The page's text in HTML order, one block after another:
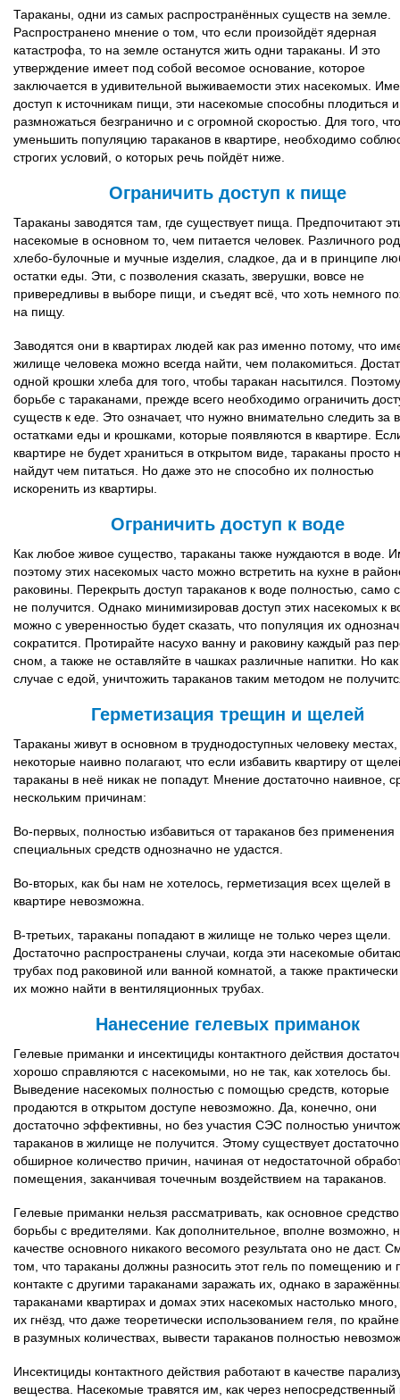
Тараканы, одни из самых распространённых существ на земле.
Распространено мнение о том, что если произойдёт ядерная
катастрофа, то на земле останутся жить одни тараканы. И это
утверждение имеет под собой весомое основание, которое
заключается в удивительной выживаемости этих насекомых.
доступ к источникам пищи, эти насекомые способны плодиться и
размножаться безгранично и с огромной скоростью. Для того,
уменьшить популяцию тараканов в квартире, необходимо
строгих условий, о которых речь пойдёт ниже.
Ограничить доступ к пище
Тараканы заводятся там, где существует пища. Предпочитают
насекомые в основном то, чем питается человек. Различного
хлебо-булочные и мучные изделия, сладкое, да и в принципе
остатки еды. Эти, с позволения сказать, зверушки, вовсе не
привередливы в выборе пищи, и съедят всё, что хоть немного
на пищу.
Заводятся они в квартирах людей как раз именно потому, что
жилище человека можно всегда найти, чем полакомиться.
одной крошки хлеба для того, чтобы таракан насытился.
борьбе с тараканами, прежде всего необходимо ограничить
существ к еде. Это означает, что нужно внимательно следить за
остатками еды и крошками, которые появляются в квартире.
квартире не будет храниться в открытом виде, тараканы просто
найдут чем питаться. Но даже это не способно их полностью
искоренить из квартиры.
Ограничить доступ к воде
Как любое живое существо, тараканы также нуждаются в воде.
поэтому этих насекомых часто можно встретить на кухне в
раковины. Перекрыть доступ тараканов к воде полностью, само
не получится. Однако минимизировав доступ этих насекомых к
можно с уверенностью будет сказать, что популяция их
сократится. Протирайте насухо ванну и раковину каждый раз
сном, а также не оставляйте в чашках различные напитки. Но
случае с едой, уничтожить тараканов таким методом не
Герметизация трещин и щелей
Тараканы живут в основном в труднодоступных человеку местах,
некоторые наивно полагают, что если избавить квартиру от
тараканы в неё никак не попадут. Мнение достаточно наивное,
нескольким причинам:
Во-первых, полностью избавиться от тараканов без применения
специальных средств однозначно не удастся.
Во-вторых, как бы нам не хотелось, герметизация всех щелей в
квартире невозможна.
В-третьих, тараканы попадают в жилище не только через щели.
Достаточно распространены случаи, когда эти насекомые
трубах под раковиной или ванной комнатой, а также практически
их можно найти в вентиляционных трубах.
Нанесение гелевых приманок
Гелевые приманки и инсектициды контактного действия
хорошо справляются с насекомыми, но не так, как хотелось бы.
Выведение насекомых полностью с помощью средств, которые
продаются в открытом доступе невозможно. Да, конечно, они
достаточно эффективны, но без участия СЭС полностью
тараканов в жилище не получится. Этому существует достаточно
обширное количество причин, начиная от недостаточной
помещения, заканчивая точечным воздействием на тараканов.
Гелевые приманки нельзя рассматривать, как основное средство
борьбы с вредителями. Как дополнительное, вполне возможно,
качестве основного никакого весомого результата оно не даст.
том, что тараканы должны разносить этот гель по помещению и
контакте с другими тараканами заражать их, однако в
тараканами квартирах и домах этих насекомых настолько много,
их гнёзд, что даже теоретически использованием геля, по
в разумных количествах, вывести тараканов полностью
Инсектициды контактного действия работают в качестве
вещества. Насекомые травятся им, как через непосредственный